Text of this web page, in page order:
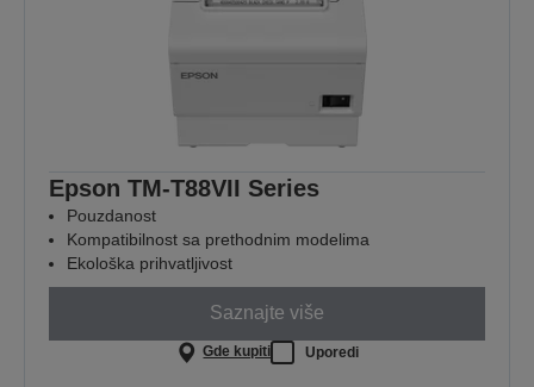
Epson TM-T88VII Series
Pouzdanost
Kompatibilnost sa prethodnim modelima
Ekološka prihvatljivost
Saznajte više
Gde kupiti Uporedi